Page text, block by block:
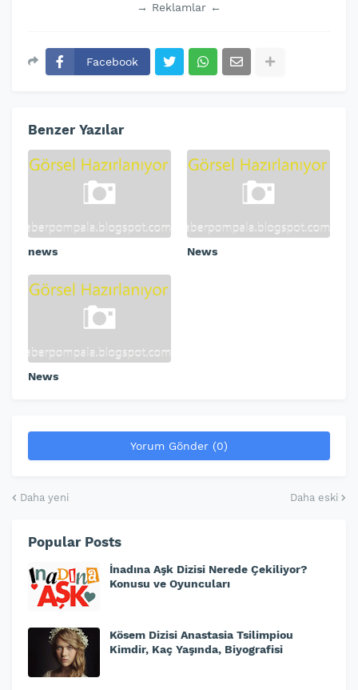
→ Reklamlar ←
Facebook
Benzer Yazılar
news News
News
Yorum Gönder (0)
Daha yeni Daha eski
Popular Posts
İnadına Aşk Dizisi Nerede Çekiliyor?
Konusu ve Oyuncuları
Kösem Dizisi Anastasia Tsilimpiou
Kimdir, Kaç Yaşında, Biyografisi